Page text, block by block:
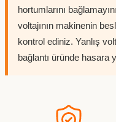
hortumlarını
voltajının makinenin
kontrol ediniz. Yanlış
bağlantı üründe hasara